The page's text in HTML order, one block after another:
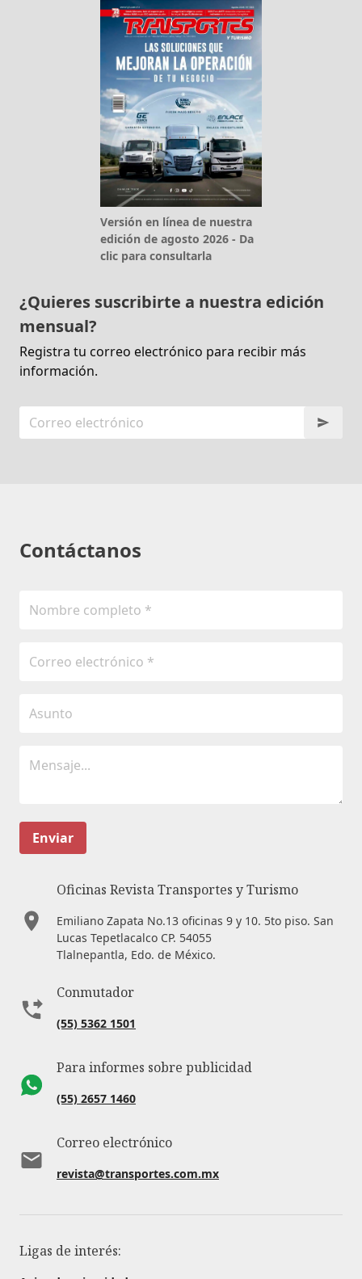
Versión en línea de nuestra
edición de agosto 2026 - Da
clic para consultarla
¿Quieres suscribirte a nuestra edición
mensual?
Registra tu correo electrónico para recibir más
información.
Contáctanos
Enviar
Oficinas Revista Transportes y Turismo
Emiliano Zapata No.13 oficinas 9 y 10. 5to piso. San
Lucas Tepetlacalco CP. 54055
Tlalnepantla, Edo. de México.
Conmutador
(55) 5362 1501
Para informes sobre publicidad
(55) 2657 1460
Correo electrónico
revista@transportes.com.mx
Ligas de interés: